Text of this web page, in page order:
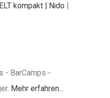
kompakt | Nido |
- BarCamps -
Mehr erfahren...